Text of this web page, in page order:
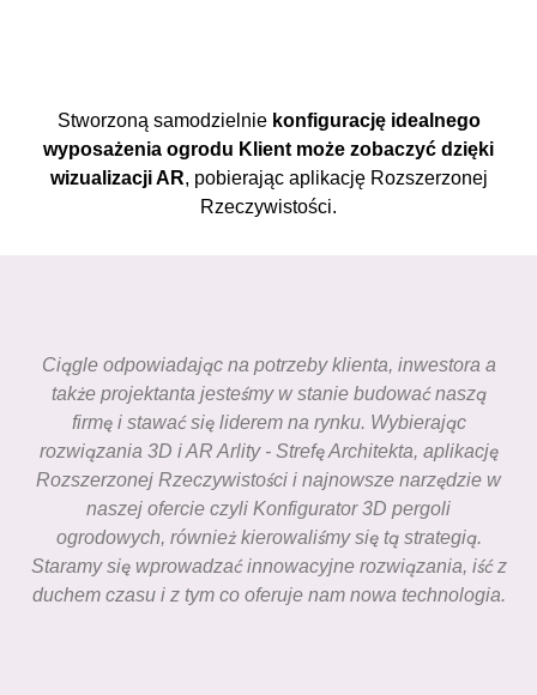
Stworzoną samodzielnie konfigurację idealnego
wyposażenia ogrodu Klient może zobaczyć dzięki
wizualizacji AR, pobierając aplikację Rozszerzonej
Rzeczywistości.
Ciągle odpowiadając na potrzeby klienta, inwestora a
także projektanta jesteśmy w stanie budować naszą
firmę i stawać się liderem na rynku. Wybierając
rozwiązania 3D i AR Arlity - Strefę Architekta, aplikację
Rozszerzonej Rzeczywistości i najnowsze narzędzie w
naszej ofercie czyli Konfigurator 3D pergoli
ogrodowych, również kierowaliśmy się tą strategią.
Staramy się wprowadzać innowacyjne rozwiązania, iść z
duchem czasu i z tym co oferuje nam nowa technologia.